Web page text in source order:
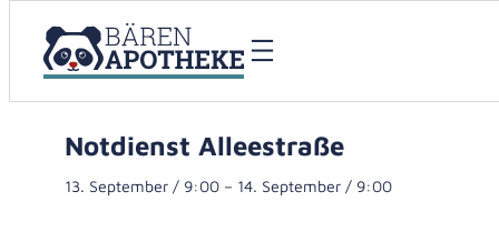
« Alle Veranstaltungen
Notdienst Alleestraße
13. September / 9:00 – 14. September / 9:00